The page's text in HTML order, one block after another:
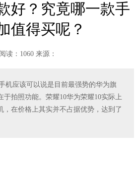
好？究竟哪一款手
值得买呢？
阅读：1060 来源：
机应该可以说是目前最强势的华为旗
于拍照功能。荣耀10华为荣耀10实际上
，在价格上其实并不占据优势，达到了